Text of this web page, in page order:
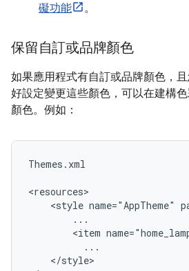
礙功能
。
保留自訂或品牌顏色
如果應用程式有自訂或品牌顏色，
好設定變更這些顏色，可以在建構
顏色。例如：
Themes.xml
<style name="AppTheme"
<item
</style>